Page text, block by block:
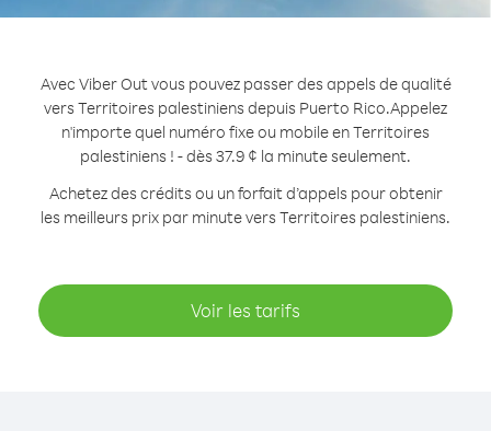
Avec Viber Out vous pouvez passer des appels de qualité
vers Territoires palestiniens depuis Puerto Rico.Appelez
n'importe quel numéro fixe ou mobile en Territoires
palestiniens ! - dès 37.9 ¢ la minute seulement.
Achetez des crédits ou un forfait d’appels pour obtenir
les meilleurs prix par minute vers Territoires palestiniens.
Voir les tarifs